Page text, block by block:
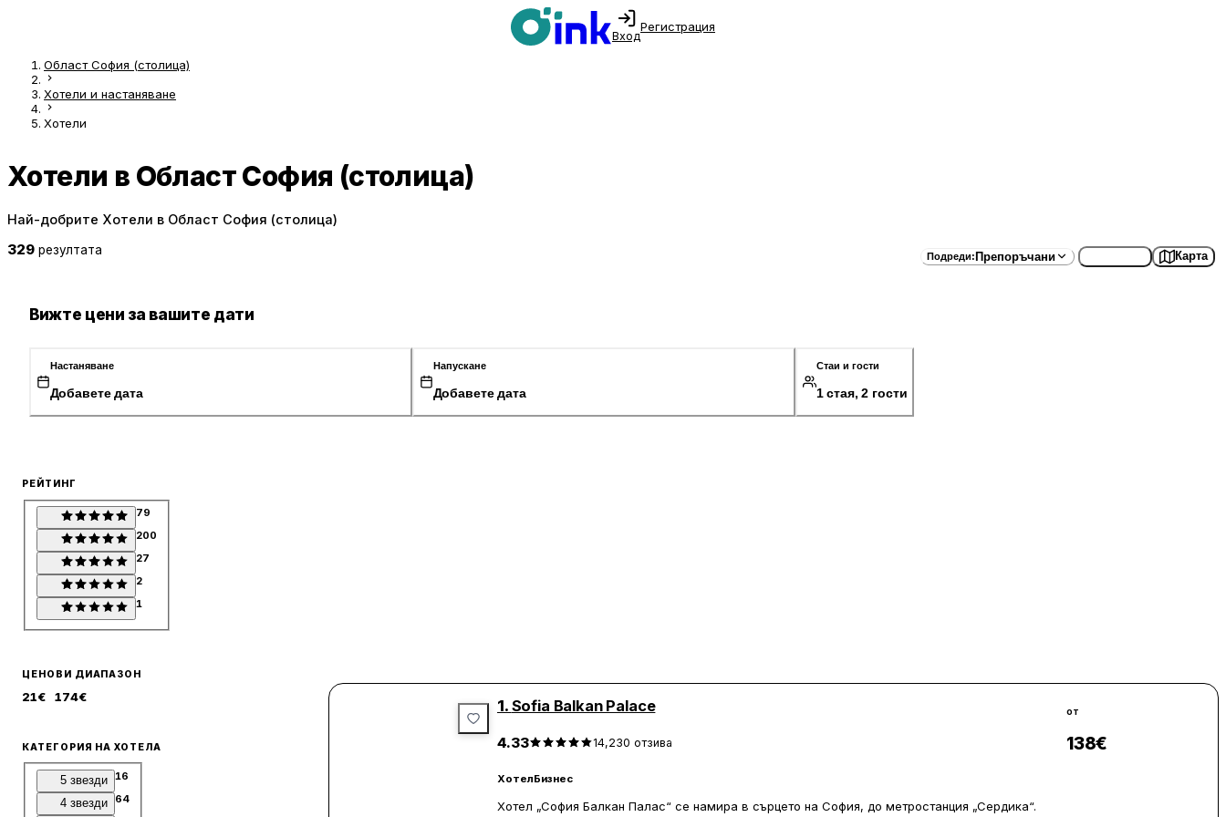
Вход
Регистрация
Област София (столица)
Хотели и настаняване
Хотели
Хотели в Област София (столица)
Най-добрите Хотели в Област София (столица)
329 резултата Подреди:Препоръчани Карта
Вижте цени за вашите дати
Настаняване
Добавете дата
Напускане
Добавете дата
Стаи и гости
1 стая, 2 гости
РЕЙТИНГ
79
200
27
2
1
ЦЕНОВИ ДИАПАЗОН
21€ 174€
КАТЕГОРИЯ НА ХОТЕЛА
5 звезди 16
4 звезди 64
1. Sofia Balkan Palace
4.33 14,230 отзива
ХотелБизнес
Хотел „София Балкан Палас“ се намира в сърцето на София, до метростанция „Сердика“.
от
138€